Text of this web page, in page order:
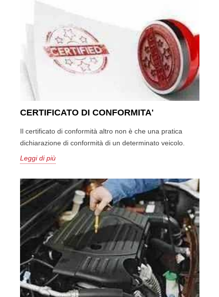
CERTIFICATO DI CONFORMITA'
Il certificato di conformità altro non è che una pratica
dichiarazione di conformità di un determinato veicolo.
Leggi di più